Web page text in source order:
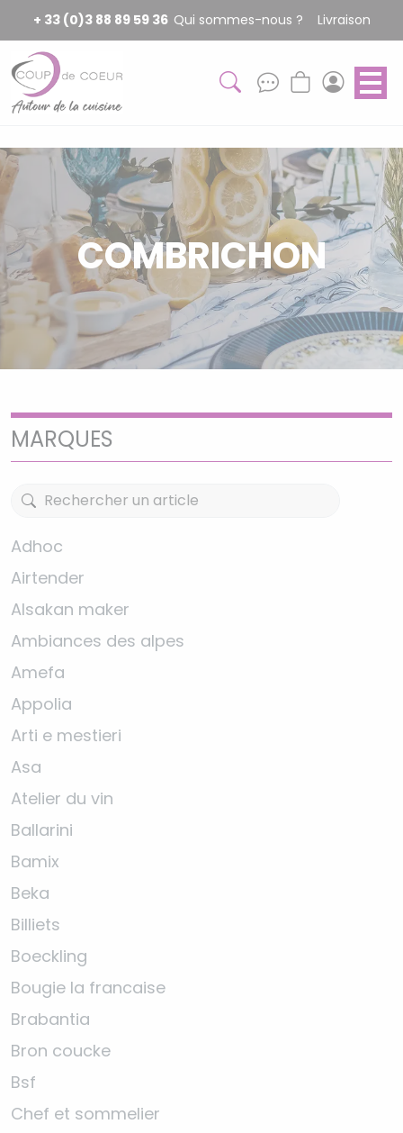
+ 33 (0)3 88 89 59 36 Qui sommes-nous ? Livraison
COMBRICHON
MARQUES
Adhoc
Airtender
Alsakan maker
Ambiances des alpes
Amefa
Appolia
Arti e mestieri
Asa
Atelier du vin
Ballarini
Bamix
Beka
Billiets
Boeckling
Bougie la francaise
Brabantia
Bron coucke
Bsf
Chef et sommelier
Panneau de gestion des cookies